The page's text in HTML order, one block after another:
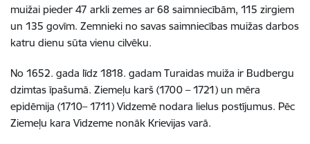
muižai pieder 47 arkli zemes ar 68 saimniecībām, 115 zirgiem
un 135 govīm. Zemnieki no savas saimniecības muižas darbos
katru dienu sūta vienu cilvēku.
No 1652. gada līdz 1818. gadam Turaidas muiža ir Budbergu
dzimtas īpašumā. Ziemeļu karš (1700 – 1721) un mēra
epidēmija (1710– 1711) Vidzemē nodara lielus postījumus. Pēc
Ziemeļu kara Vidzeme nonāk Krievijas varā.